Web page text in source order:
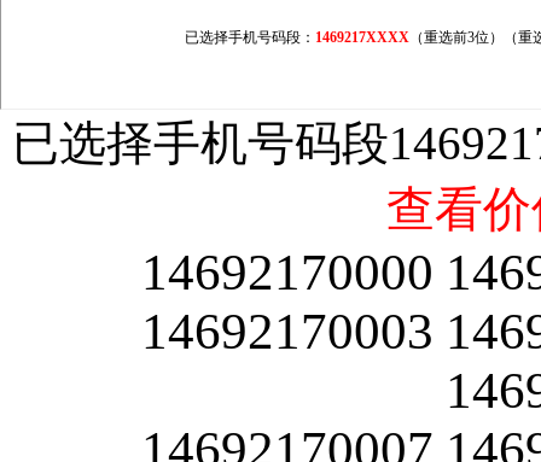
已选择手机号码段： 1469217XXXX （重选前3位） （
已选择手机号码段
查看
14692170000
14692170003
14692170007